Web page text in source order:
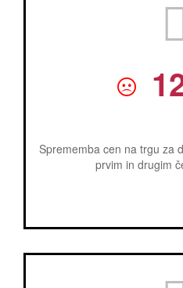
Sprememba cen na trgu za
prvim in drugim